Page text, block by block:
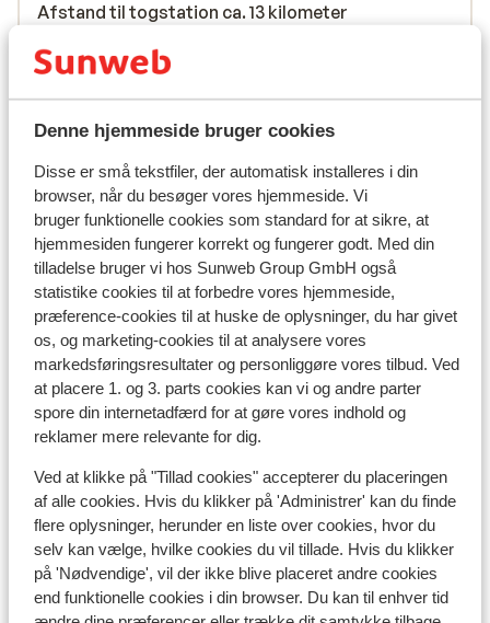
Denne hjemmeside bruger cookies
Disse er små tekstfiler, der automatisk installeres i din
browser, når du besøger vores hjemmeside. Vi
bruger funktionelle cookies som standard for at sikre, at
hjemmesiden fungerer korrekt og fungerer godt. Med din
tilladelse bruger vi hos Sunweb Group GmbH også
statistike cookies til at forbedre vores hjemmeside,
præference-cookies til at huske de oplysninger, du har givet
os, og marketing-cookies til at analysere vores
markedsføringsresultater og personliggøre vores tilbud. Ved
at placere 1. og 3. parts cookies kan vi og andre parter
spore din internetadfærd for at gøre vores indhold og
reklamer mere relevante for dig.
Ved at klikke på "Tillad cookies" accepterer du placeringen
af alle cookies. Hvis du klikker på 'Administrer' kan du finde
flere oplysninger, herunder en liste over cookies, hvor du
selv kan vælge, hvilke cookies du vil tillade. Hvis du klikker
på 'Nødvendige', vil der ikke blive placeret andre cookies
end funktionelle cookies i din browser. Du kan til enhver tid
Afstand til togstation ca. 13 kilometer
Afstand til nærmeste butikker ca. 13 kilometer
Liftkort/skileje/undervisning
Liftkort
Undervisning
Skileje
Andre overnatningssteder i Les
Arcs/Peisey-Vallandry
Hotel Taj I Mah
Les Chalets des Deux Domaines